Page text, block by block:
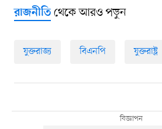
রাজনীতিথেকে আরও পড়ুন
যুক্তরাজ্য বিএনপি যুক্তরাষ্ট্র